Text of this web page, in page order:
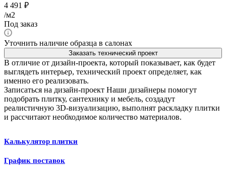
4 491 ₽
/м2
Под заказ
Уточнить наличие образца в салонах
Заказать технический проект
В отличие от дизайн-проекта, который показывает, как будет
выглядеть интерьер, технический проект определяет, как
именно его реализовать.
Записаться на дизайн-проект Наши дизайнеры помогут
подобрать плитку, сантехнику и мебель, создадут
реалистичную 3D-визуализацию, выполнят раскладку плитки
и рассчитают необходимое количество материалов.
Калькулятор плитки
График поставок